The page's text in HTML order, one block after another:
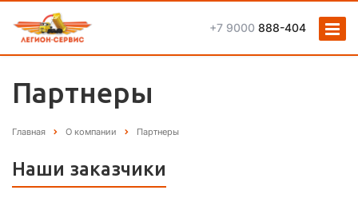
+7 9000 888-404
Партнеры
Главная О компании Партнеры
Наши заказчики